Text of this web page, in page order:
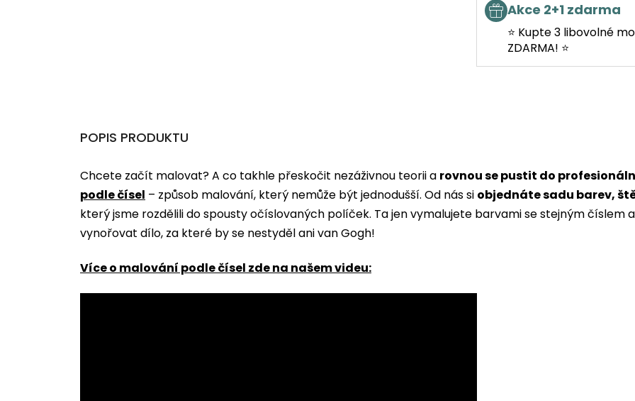
Akce 2+1 zdarma
⭐ Kupte 3 libovolné
ZDARMA! ⭐
POPIS PRODUKTU
Chcete začít malovat? A co takhle přeskočit nezáživnou teorii a rovnou se pustit do
podle čísel ­­– způsob malování, který nemůže být jednodušší. Od nás si objednáte sadu barev,
který jsme rozdělili do spousty očíslovaných políček. Ta jen vymalujete barvami se stejným číslem
vynořovat dílo, za které by se nestyděl ani van Gogh!
Více o malování podle čísel zde na našem videu: